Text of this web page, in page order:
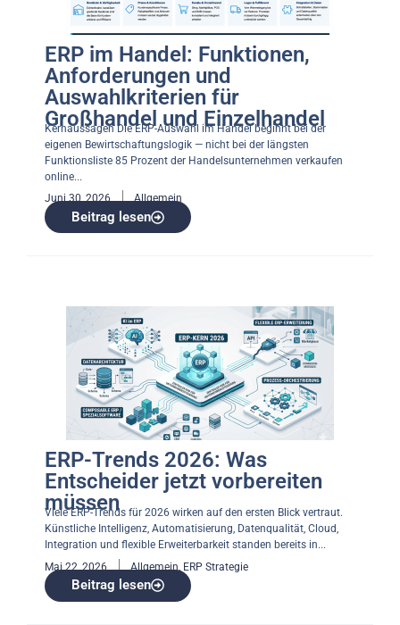
ERP im Handel: Funktionen,
Anforderungen und
Auswahlkriterien für
Großhandel und Einzelhandel
Kernaussagen Die ERP-Auswahl im Handel beginnt bei der
eigenen Bewirtschaftungslogik — nicht bei der längsten
Funktionsliste 85 Prozent der Handelsunternehmen verkaufen
online...
Juni 30, 2026
Allgemein
Beitrag lesen
ERP-Trends 2026: Was
Entscheider jetzt vorbereiten
müssen
Viele ERP-Trends für 2026 wirken auf den ersten Blick vertraut.
Künstliche Intelligenz, Automatisierung, Datenqualität, Cloud,
Integration und flexible Erweiterbarkeit standen bereits in...
Mai 22, 2026
Allgemein ERP Strategie
Beitrag lesen